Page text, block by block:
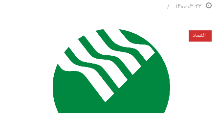
1400-03-23
اقتصاد